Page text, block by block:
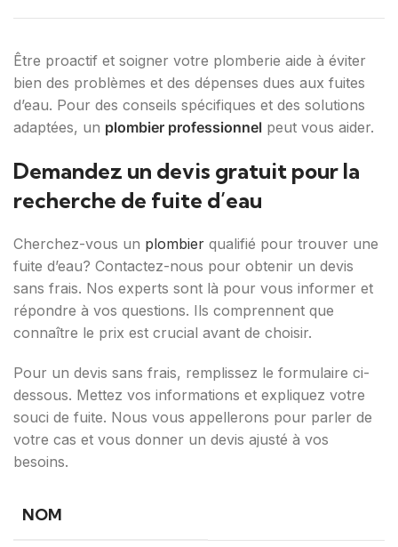
Être proactif et soigner votre plomberie aide à éviter
bien des problèmes et des dépenses dues aux fuites
d’eau. Pour des conseils spécifiques et des solutions
adaptées, un plombier professionnel peut vous aider.
Demandez un devis gratuit pour la
recherche de fuite d’eau
Cherchez-vous un plombier qualifié pour trouver une
fuite d’eau? Contactez-nous pour obtenir un devis
sans frais. Nos experts sont là pour vous informer et
répondre à vos questions. Ils comprennent que
connaître le prix est crucial avant de choisir.
Pour un devis sans frais, remplissez le formulaire ci-
dessous. Mettez vos informations et expliquez votre
souci de fuite. Nous vous appellerons pour parler de
votre cas et vous donner un devis ajusté à vos
besoins.
NOM